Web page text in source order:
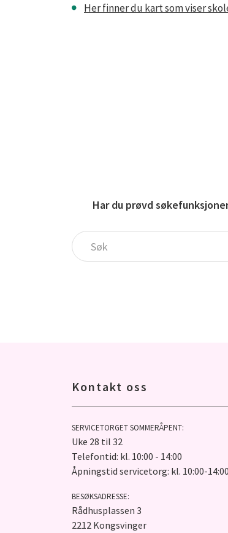
Her finner du kart som viser
Har du prøvd
Kontakt oss
SERVICETORGET SOMMERÅPENT:
Uke 28 til 32
Telefontid: kl. 10:00 - 14:00
Åpningstid servicetorg: kl. 10:00-14:00
BESØKSADRESSE:
Rådhusplassen 3
2212 Kongsvinger